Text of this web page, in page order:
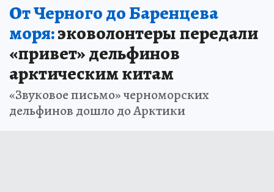
От Черного до Баренцева
моря:эковолонтеры передали
«привет» дельфинов
арктическим китам
«Звуковое письмо» черноморских
дельфинов дошло до Арктики